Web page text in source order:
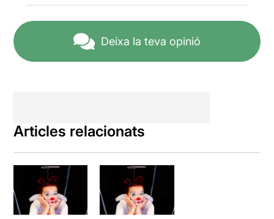
Deixa la teva opinió
Articles relacionats